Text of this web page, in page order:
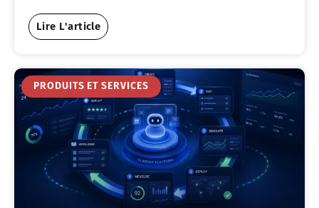
Lire L'article
PRODUITS ET SERVICES